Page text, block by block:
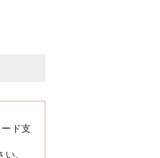
ド支
。